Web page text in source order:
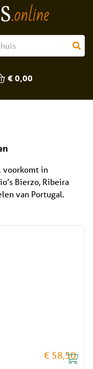
€ 0,00
voorkomt in
Bierzo, Ribeira
van Portugal.
€ 58,50